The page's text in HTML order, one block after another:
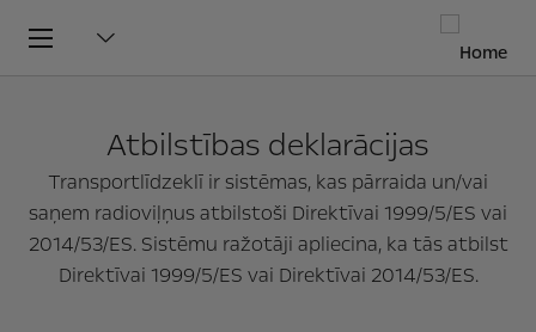
Atbilstības deklarācijas
Transportlīdzeklī ir sistēmas, kas pārraida un/vai
saņem radioviļņus atbilstoši Direktīvai 1999/5/ES vai
2014/53/ES. Sistēmu ražotāji apliecina, ka tās atbilst
Direktīvai 1999/5/ES vai Direktīvai 2014/53/ES.